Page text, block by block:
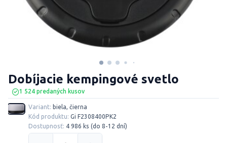
1 524 predaných kusov
Dobíjacie kempingové svetlo
Variant: biela, čierna
Kód produktu: Gi F2308400PK2
Dostupnosť: 4 986 ks (do 8-12 dní)